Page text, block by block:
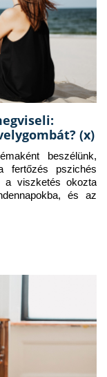
(x)
beszélünk,
fertőzés pszichés
a viszketés okozta
és az